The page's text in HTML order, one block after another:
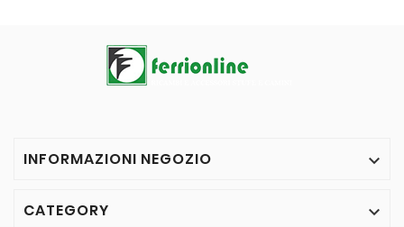
INFORMAZIONI NEGOZIO 
CATEGORY 